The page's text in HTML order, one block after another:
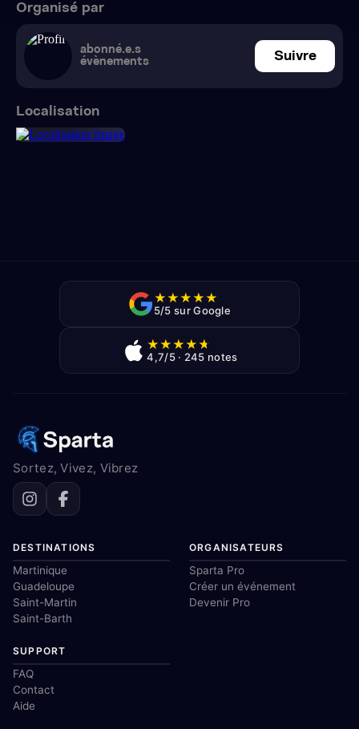
Organisé par
abonné.e.s
évènements
Suivre
Localisation
★★★★★
5/5 sur Google
★★★★★
4,7/5 · 245 notes
Sortez, Vivez, Vibrez
DESTINATIONS
Martinique
Guadeloupe
Saint-Martin
Saint-Barth
ORGANISATEURS
Sparta Pro
Créer un événement
Devenir Pro
SUPPORT
FAQ
Contact
Aide